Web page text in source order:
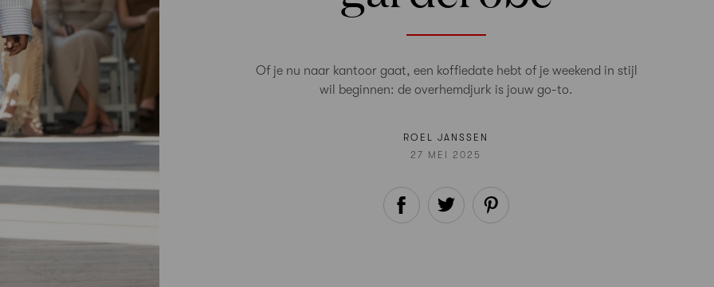
Of je nu naar kantoor gaat, een koffiedate hebt of je weekend in stijl
wil beginnen: de overhemdjurk is jouw go-to.
ROEL JANSSEN
27 MEI 2025